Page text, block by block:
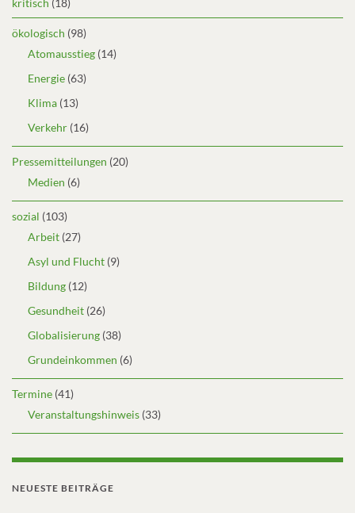
kritisch (18)
ökologisch (98)
Atomausstieg (14)
Energie (63)
Klima (13)
Verkehr (16)
Pressemitteilungen (20)
Medien (6)
sozial (103)
Arbeit (27)
Asyl und Flucht (9)
Bildung (12)
Gesundheit (26)
Globalisierung (38)
Grundeinkommen (6)
Termine (41)
Veranstaltungshinweis (33)
NEUESTE BEITRÄGE